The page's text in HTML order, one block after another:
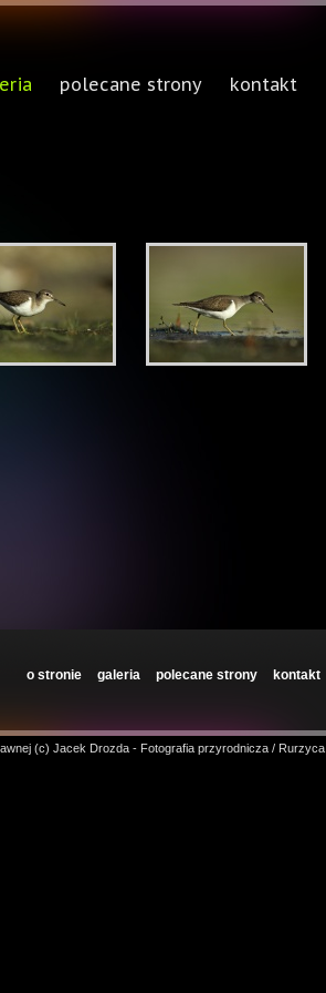
o stronie galeria polecane strony kontakt
(c) Jacek Drozda - Fotografia przyrodnicza / Rurzyca